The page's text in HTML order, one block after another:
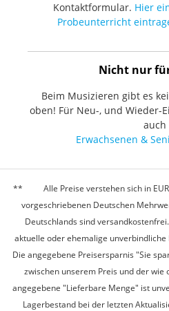
Kontaktformular. Hier
Probeunterricht
Nicht nur
Beim Musizieren gibt es
oben! Für Neu-, und Wieder-
auch
Erwachsenen &
Alle Preise verstehen sich in
vorgeschriebenen Deutschen
Deutschlands sind
aktuelle oder ehemalige
Die angegebene Preisersparnis "Sie
zwischen unserem Preis und der wie
angegebene "Lieferbare Menge" ist
Lagerbestand bei der letzten